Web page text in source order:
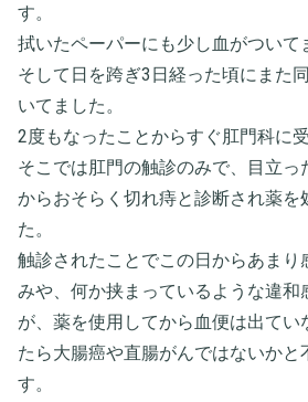
す。
拭いたペーパーにも少し血がついて
そして日を跨ぎ3日経った頃にまた
いてました。
2度もなったことからすぐ肛門科に受
そこでは肛門の触診のみで、目立っ
からおそらく切れ痔と診断され薬を
た。
触診されたことでこの日からあまり
みや、何か挟まっているような違和
が、薬を使用してから血便は出てい
たら大腸癌や直腸がんではないかと
す。